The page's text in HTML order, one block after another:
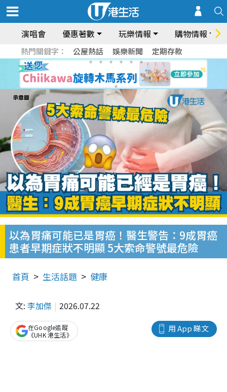
演唱會 優惠著數 玩樂情報 購物情報
熱門關鍵字： 公屋熱話 娛樂新聞 定期存款
以為胃痛可能已是胃癌！醫生警告：9成胃癌
患者早期症狀不明顯 5大索命警號最危險
首頁 生活話題 健康
文: 李加傑 2026.07.22
用 App 睇文
在Google追蹤
《UHK 港生活》